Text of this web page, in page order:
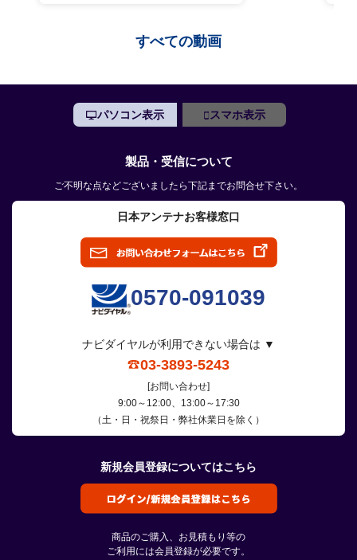
すべての動画
パソコン表示 スマホ表示
製品・受信について
ご不明な点などございましたら下記までお問合せ下さい。
日本アンテナお客様窓口
0570-091039
ナビダイヤルが利用できない場合は ▼
03-3893-5243
[お問い合わせ]
9:00～12:00、13:00～17:30
（土・日・祝祭日・弊社休業日を除く）
新規会員登録についてはこちら
商品のご購入、お見積もり等の
ご利用には会員登録が必要です。